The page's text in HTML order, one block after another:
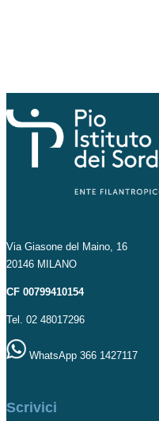
Via Giasone del Maino, 16
20146 MILANO
CF 00799410154
Tel. 02 48017296
WhatsApp 366 1427117
Scrivici